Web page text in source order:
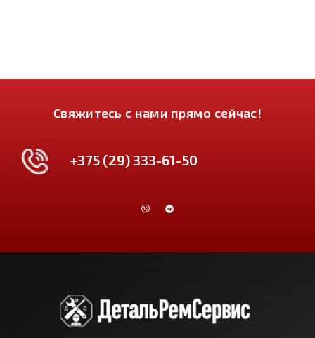
Свяжитесь с нами прямо сейчас!
+375 (29) 333-61-50